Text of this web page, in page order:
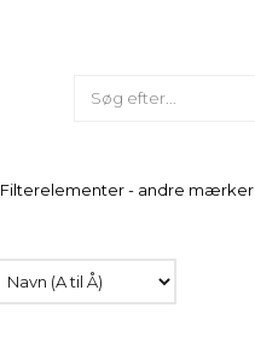
Filterelementer - andre mærker